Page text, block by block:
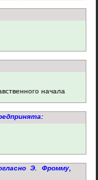
начала
Э. Фромму,